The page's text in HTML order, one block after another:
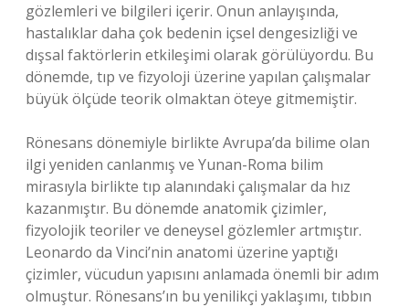
gözlemleri ve bilgileri içerir. Onun anlayışında,
hastalıklar daha çok bedenin içsel dengesizliği ve
dışsal faktörlerin etkileşimi olarak görülüyordu. Bu
dönemde, tıp ve fizyoloji üzerine yapılan çalışmalar
büyük ölçüde teorik olmaktan öteye gitmemiştir.
Rönesans dönemiyle birlikte Avrupa’da bilime olan
ilgi yeniden canlanmış ve Yunan-Roma bilim
mirasıyla birlikte tıp alanındaki çalışmalar da hız
kazanmıştır. Bu dönemde anatomik çizimler,
fizyolojik teoriler ve deneysel gözlemler artmıştır.
Leonardo da Vinci’nin anatomi üzerine yaptığı
çizimler, vücudun yapısını anlamada önemli bir adım
olmuştur. Rönesans’ın bu yenilikçi yaklaşımı, tıbbın